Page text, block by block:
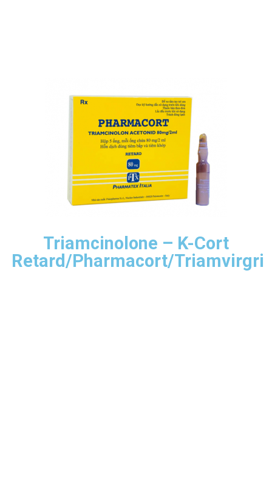
Triamcinolone – K-Cort
Retard/Pharmacort/Triamvirgri